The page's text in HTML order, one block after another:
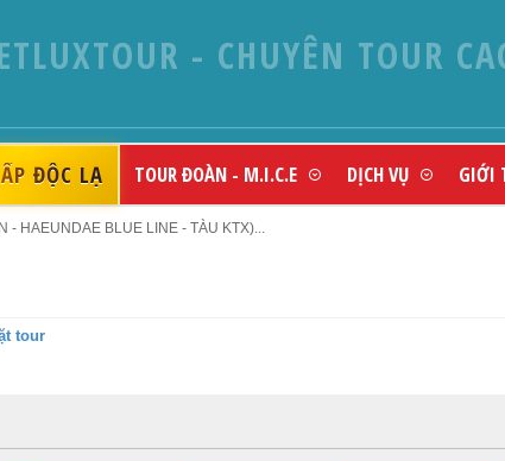
- CHUYÊN TOUR
ĐỘC LẠ TOUR ĐOÀN - M.I.C.E DỊCH VỤ GIỚI
- HAEUNDAE BLUE LINE - TÀU KTX)...
tour